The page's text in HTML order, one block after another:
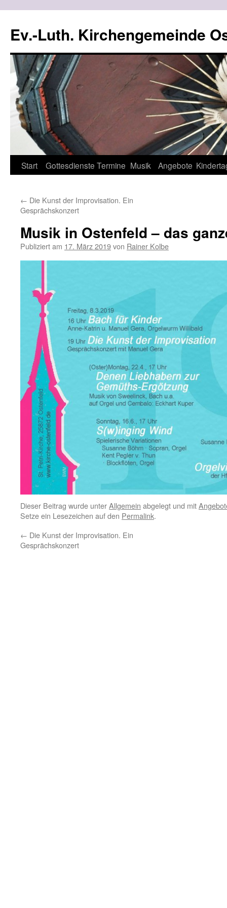
Ev.-Luth. Kirchengemeinde
Zum
springen
Start Gottesdienste Termine Musik Angebote
← Die Kunst der Improvisation. Ein
Gesprächskonzert
Musik in Ostenfeld – das
Publiziert am 17. März 2019von Rainer Kolbe
Dieser Beitrag wurde unterAllgemein abgelegt und mit
Setze ein Lesezeichen auf den Permalink.
← Die Kunst der Improvisation. Ein
Gesprächskonzert